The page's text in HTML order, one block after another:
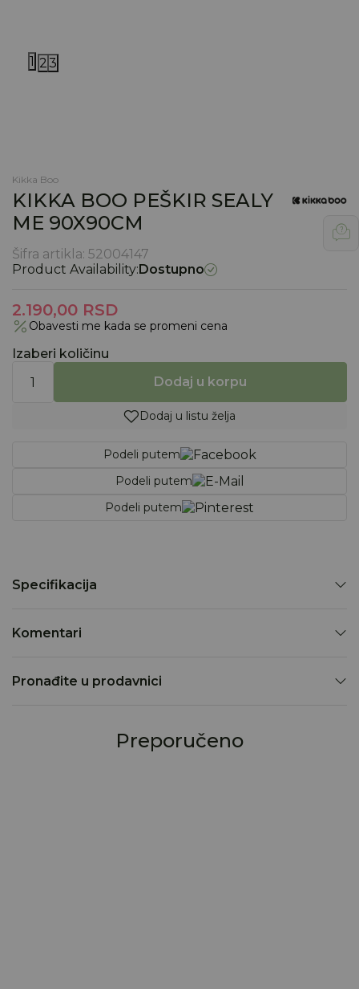
1 23
Kikka Boo
KIKKA BOO PEŠKIR SEALY
ME 90X90CM
Šifra artikla: 52004147
Product Availability:Dostupno
2.190,00 RSD
Obavesti me kada se promeni cena
Izaberi količinu
Dodaj u korpu
Dodaj u listu želja
Podeli putem
Podeli putem
Podeli putem
Specifikacija
Komentari
Pronađite u prodavnici
Preporučeno